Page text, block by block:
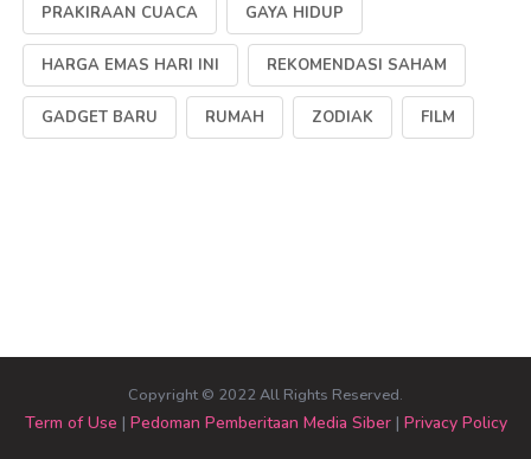
PRAKIRAAN CUACA GAYA HIDUP
HARGA EMAS HARI INI REKOMENDASI SAHAM
GADGET BARU RUMAH ZODIAK FILM
Copyright © 2022 All Rights Reserved.
Term of Use | Pedoman Pemberitaan Media Siber| Privacy Policy